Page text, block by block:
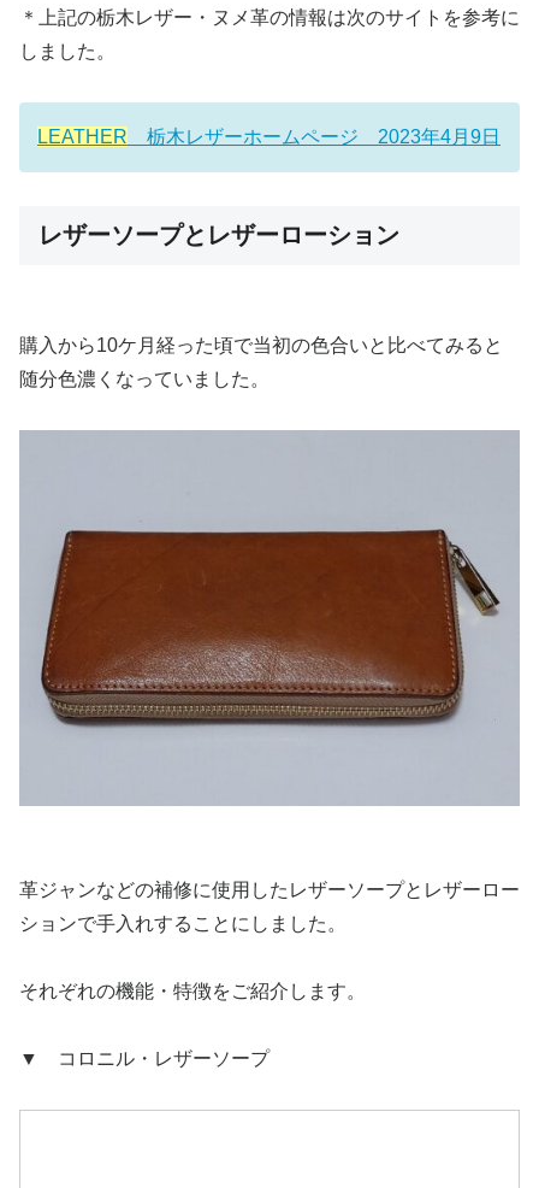
＊上記の栃木レザー・ヌメ革の情報は次のサイトを参考に
しました。
LEATHER 栃木レザーホームページ 2023年4月9日
レザーソープとレザーローション
購入から10ケ月経った頃で当初の色合いと比べてみると
随分色濃くなっていました。
革ジャンなどの補修に使用したレザーソープとレザーロー
ションで手入れすることにしました。
それぞれの機能・特徴をご紹介します。
▼ コロニル・レザーソープ